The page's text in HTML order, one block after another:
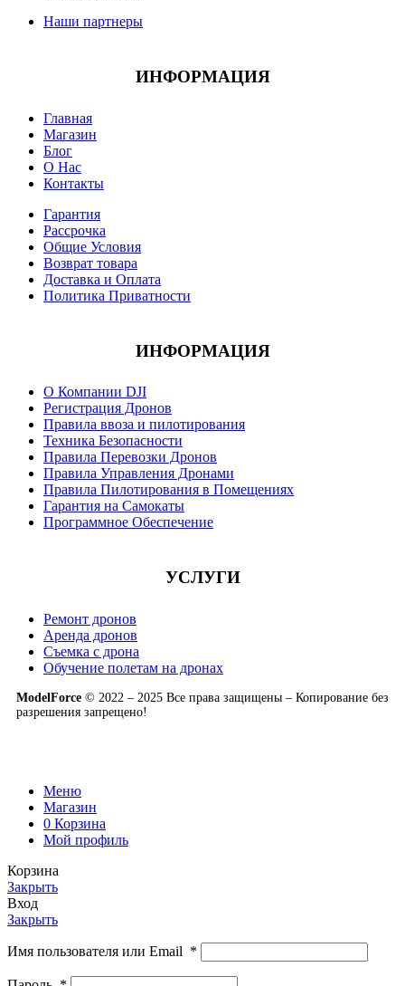
Наши партнеры
ИНФОРМАЦИЯ
Главная
Магазин
Блог
О Нас
Контакты
Гарантия
Рассрочка
Общие Условия
Возврат товара
Доставка и Оплата
Политика Приватности
ИНФОРМАЦИЯ
О Компании DJI
Регистрация Дронов
Правила ввоза и пилотирования
Техника Безопасности
Правила Перевозки Дронов
Правила Управления Дронами
Правила Пилотирования в Помещениях
Гарантия на Самокаты
Программное Обеспечение
УСЛУГИ
Ремонт дронов
Аренда дронов
Съемка с дрона
Обучение полетам на дронах
ModelForce © 2022 – 2025 Все права защищены – Копирование без
разрешения запрещено!
Меню
Магазин
0 Корзина
Мой профиль
Корзина
Закрыть
Вход
Закрыть
Имя пользователя или Email *